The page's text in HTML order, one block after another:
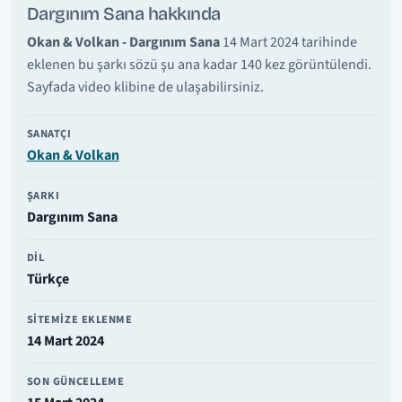
Dargınım Sana hakkında
Okan & Volkan - Dargınım Sana14 Mart 2024 tarihinde
eklenen bu şarkı sözü şu ana kadar 140 kez görüntülendi.
Sayfada video klibine de ulaşabilirsiniz.
SANATÇI
Okan & Volkan
ŞARKI
Dargınım Sana
DIL
Türkçe
SITEMIZE EKLENME
14 Mart 2024
SON GÜNCELLEME